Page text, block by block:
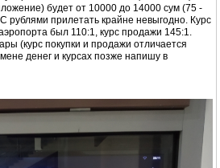
будет от 10000 до 14000 сум (75 -
рублями прилетать крайне невыгодно. Курс
был 110:1, курс продажи 145:1.
(курс покупки и продажи отличается
денег и курсах позже напишу в